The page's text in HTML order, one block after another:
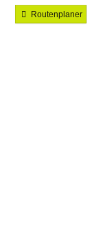
Routenplaner